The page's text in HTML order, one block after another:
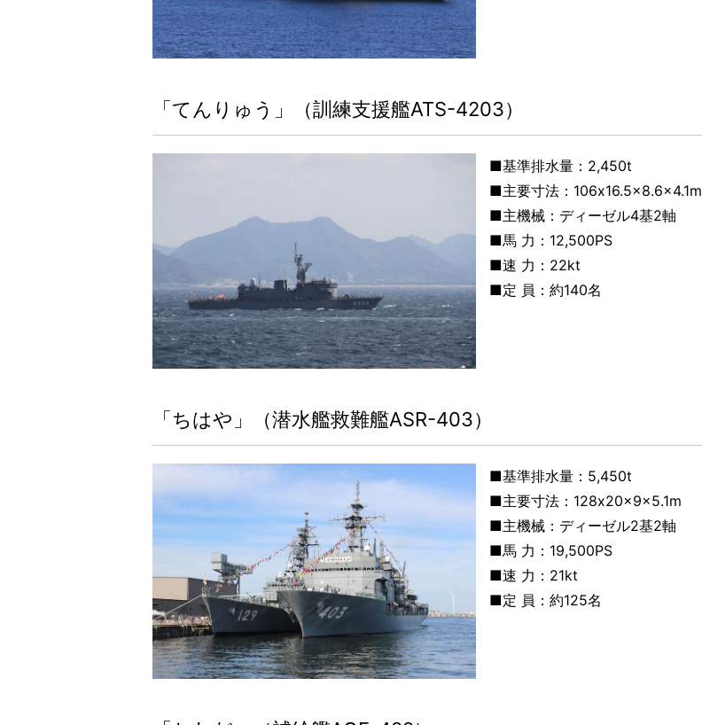
「てんりゅう」（訓練支援艦ATS-4203）
■基準排水量：2,450t
■主要寸法：106x16.5×8.6×4.1m
■主機械： ディーゼル4基2軸
■馬 力：12,500PS
■速 力：22kt
■定 員： 約140名
「ちはや」（潜水艦救難艦ASR-403）
■基準排水量：5,450t
■主要寸法：128x20x9x5.1m
■主機械： ディーゼル2基2軸
■馬 力：19,500PS
■速 力：21kt
■定 員： 約125名